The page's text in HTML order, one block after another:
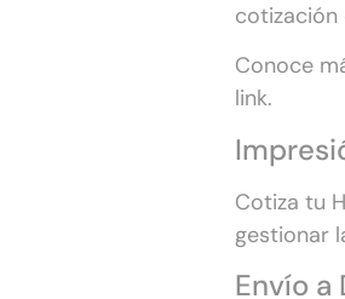
cotización
Conoce
link.
Cotiza tu
gestionar
Envío a